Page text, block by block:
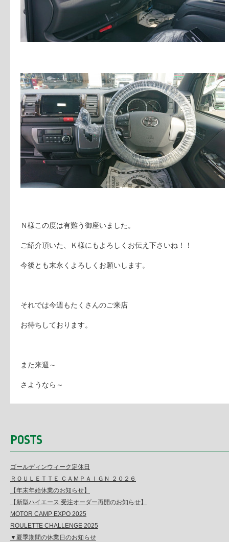
Ｎ様この度は有難う御座いました。
ご紹介頂いた、Ｋ様にもよろしくお伝え下さいね！！
今後とも末永くよろしくお願いします。
それでは今週もたくさんのご来店
お待ちしております。
また来週～
さようなら～
POSTS
ゴールディンウィーク定休日
ＲＯＵＬＥＴＴＥ ＣＡＭＰＡＩＧＮ ２０２６
【年末年始休業のお知らせ】
【新型ハイエース 受注オーダー再開のお知らせ】
MOTOR CAMP EXPO 2025
ROULETTE CHALLENGE 2025
▼夏季期間の休業日のお知らせ